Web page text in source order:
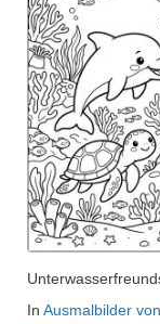
In Ausmalbilder